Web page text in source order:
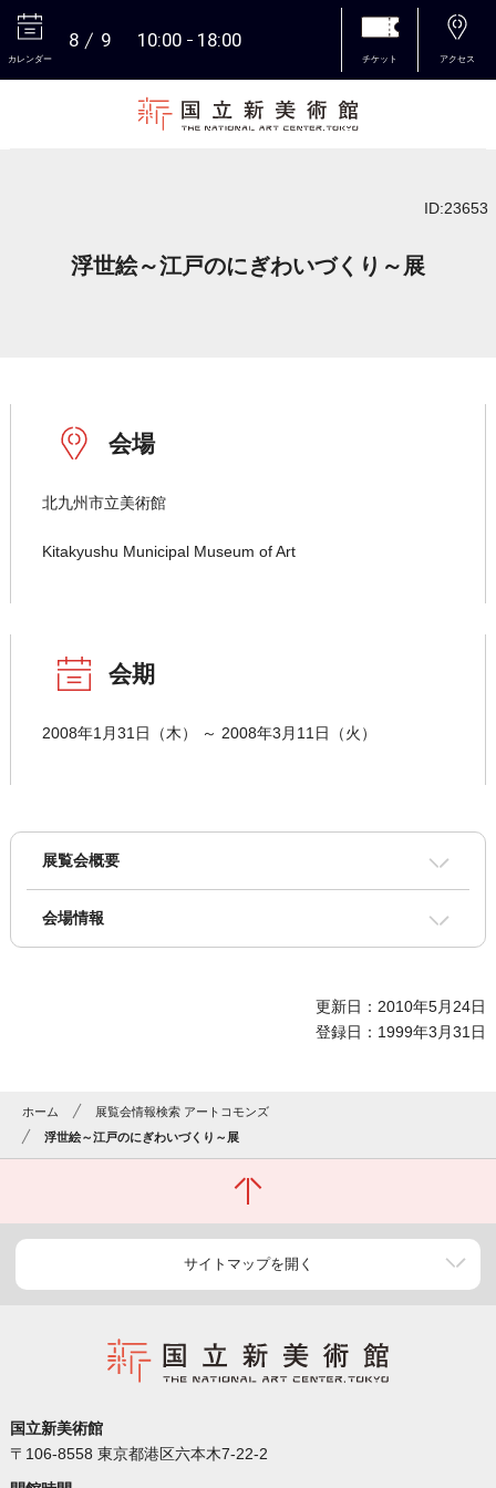
カレンダー
8 9 10:00 18:00
チケット アクセス
ID:23653
浮世絵～江戸のにぎわいづくり～展
会場
北九州市立美術館
Kitakyushu Municipal Museum of Art
会期
2008年1月31日（木） ～ 2008年3月11日（火）
展覧会概要
会場情報
更新日：2010年5月24日
登録日：1999年3月31日
ホーム
展覧会情報検索 アートコモンズ
浮世絵～江戸のにぎわいづくり～展
サイトマップを開く
国立新美術館
〒106-8558 東京都港区六本木7-22-2